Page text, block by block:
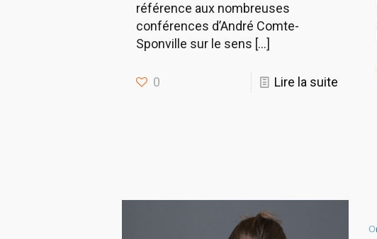
référence aux nombreuses
conférences d’André Comte-
Sponville sur le sens […]
0 Lire la suite